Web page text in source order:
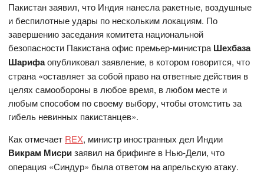
Пакистан заявил, что Индия нанесла ракетные, воздушные
и беспилотные удары по нескольким локациям. По
завершению заседания комитета национальной
безопасности Пакистана офис премьер-министраШехбаза
Шарифаопубликовал заявление, в котором говорится, что
страна «оставляет за собой право на ответные действия в
целях самообороны в любое время, в любом месте и
любым способом по своему выбору, чтобы отомстить за
гибель невинных пакистанцев».
Как отмечает REX, министр иностранных дел Индии
Викрам Мисризаявил на брифинге в Нью-Дели, что
операция «Синдур» была ответом на апрельскую атаку.